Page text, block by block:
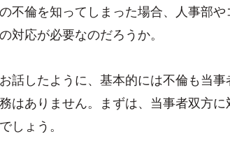
不倫を知ってしまった場合、人事部
対応が必要なのだろうか。
話したように、基本的には不倫も当
はありません。まずは、当事者双方
しょう。